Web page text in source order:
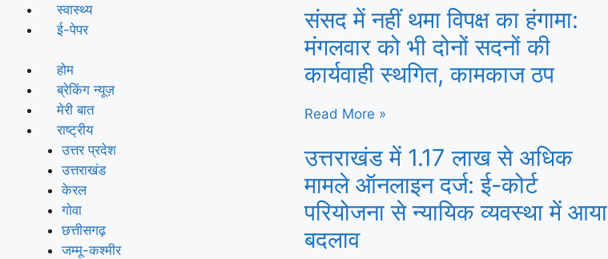
स्वास्थ्य
ई-पेपर
होम
ब्रेकिंग न्यूज़
मेरी बात
राष्ट्रीय
उत्तर प्रदेश
उत्तराखंड
केरल
गोवा
छत्तीसगढ़
जम्मू-कश्मीर
संसद में नहीं थमा विपक्ष का हंगामा:
मंगलवार को भी दोनों सदनों की
कार्यवाही स्थगित, कामकाज ठप
Read More »
उत्तराखंड में 1.17 लाख से अधिक
मामले ऑनलाइन दर्ज: ई-कोर्ट
परियोजना से न्यायिक व्यवस्था में आया
बदलाव